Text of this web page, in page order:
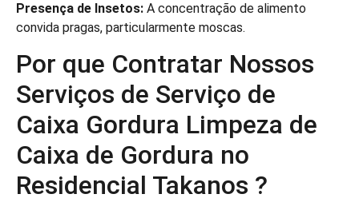
Presença de Insetos: A concentração de alimento
convida pragas, particularmente moscas.
Por que Contratar Nossos
Serviços de Serviço de
Caixa Gordura Limpeza de
Caixa de Gordura no
Residencial Takanos ?